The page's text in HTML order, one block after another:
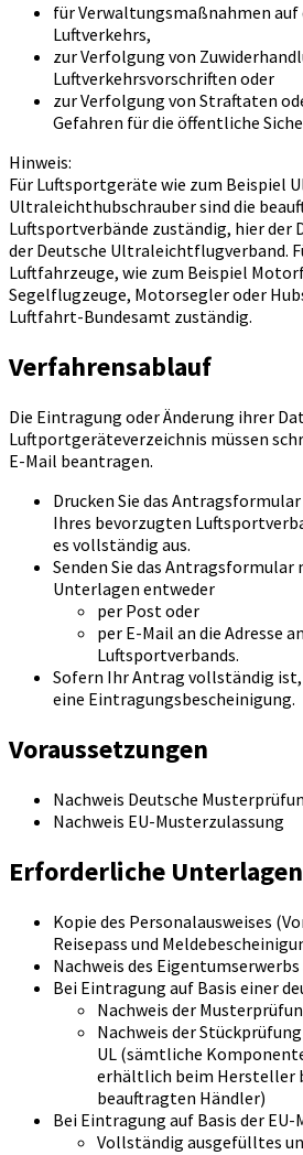
für Verwaltungsmaßnahmen auf
Luftverkehrs,
zur Verfolgung von
Luftverkehrsvorschriften oder
zur Verfolgung von Straftaten
Gefahren für die öffentliche
Hinweis:
Für Luftsportgeräte wie zum Beispiel
Ultraleichthubschrauber sind die
Luftsportverbände zuständig, hier der
der Deutsche Ultraleichtflugverband.
Luftfahrzeuge, wie zum Beispiel
Segelflugzeuge, Motorsegler oder
Luftfahrt-Bundesamt zuständig.
Verfahrensablauf
Die Eintragung oder Änderung ihrer
Luftportgeräteverzeichnis müssen
E-Mail beantragen.
Drucken Sie das
Ihres bevorzugten
es vollständig aus.
Senden Sie das
Unterlagen entweder
per Post oder
per E-Mail an die Adresse
Luftsportverbands.
Sofern Ihr Antrag vollständig
eine Eintragungsbescheinigung.
Voraussetzungen
Nachweis Deutsche
Nachweis EU-Musterzulassung
Erforderliche Unterlagen
Kopie des Personalausweises
Reisepass und
Nachweis des Eigentumserwerbs
Bei Eintragung auf Basis einer
Nachweis der
Nachweis der
UL (sämtliche
erhältlich beim Hersteller
beauftragten Händler)
Bei Eintragung auf Basis der
Vollständig ausgefülltes